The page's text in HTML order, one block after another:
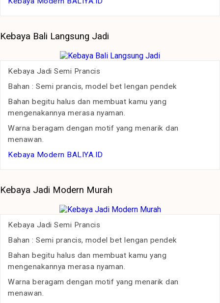
Kebaya Bali Langsung Jadi
Kebaya Jadi Semi Prancis
Bahan : Semi prancis, model bet lengan pendek
Bahan begitu halus dan membuat kamu yang
mengenakannya merasa nyaman.
Warna beragam dengan motif yang menarik dan
menawan.
Kebaya Modern BALIYA.ID
Kebaya Jadi Modern Murah
Kebaya Jadi Semi Prancis
Bahan : Semi prancis, model bet lengan pendek
Bahan begitu halus dan membuat kamu yang
mengenakannya merasa nyaman.
Warna beragam dengan motif yang menarik dan
menawan.